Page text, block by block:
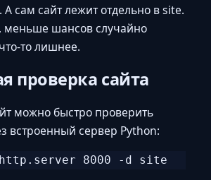
сам сайт лежит отдельно в site.
шансов случайно
то лишнее.
проверка сайта
можно быстро проверить
встроенный сервер Python: